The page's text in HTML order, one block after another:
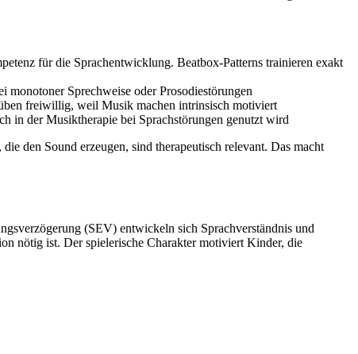
für die Sprachentwicklung. Beatbox-Patterns trainieren exakt
Sprechweise oder Prosodiestörungen
freiwillig, weil Musik machen intrinsisch motiviert
in der Musiktherapie bei Sprachstörungen genutzt wird
den Sound erzeugen, sind therapeutisch relevant. Das macht
(SEV) entwickeln sich Sprachverständnis und
nötig ist. Der spielerische Charakter motiviert Kinder, die